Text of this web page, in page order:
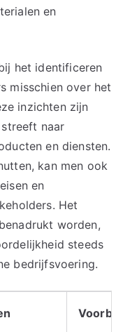
en
het identificeren
misschien over het
inzichten zijn
naar
en diensten.
kan men ook
en
Het
worden,
steeds
bedrijfsvoering.